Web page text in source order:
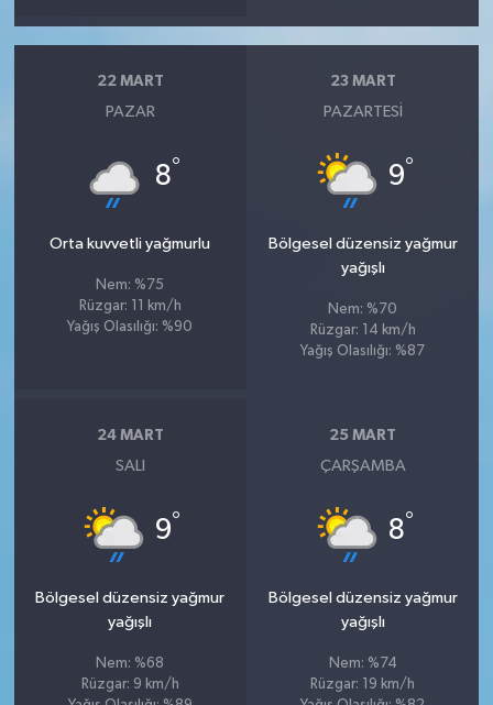
22 MART
PAZAR
8°
Orta kuvvetli yağmurlu
Nem: %75
Rüzgar: 11 km/h
Yağış Olasılığı: %90
23 MART
PAZARTESI
9°
Bölgesel düzensiz yağmur
yağışlı
Nem: %70
Rüzgar: 14 km/h
Yağış Olasılığı: %87
24 MART
SALI
9°
Bölgesel düzensiz yağmur
yağışlı
Nem: %68
Rüzgar: 9 km/h
25 MART
ÇARŞAMBA
8°
Bölgesel düzensiz yağmur
yağışlı
Nem: %74
Rüzgar: 19 km/h